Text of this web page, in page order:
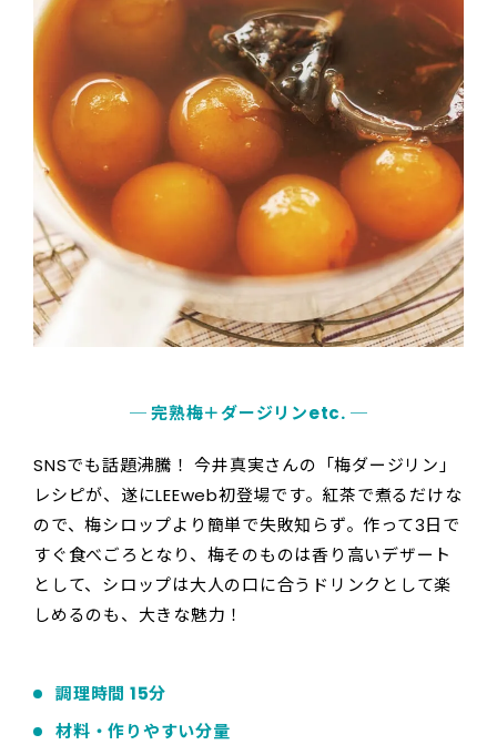
─ 完熟梅＋ダージリンetc. ─
SNSでも話題沸騰！ 今井真実さんの「梅ダージリン」
レシピが、遂にLEEweb初登場です。紅茶で煮るだけな
ので、梅シロップより簡単で失敗知らず。作って3日で
すぐ食べごろとなり、梅そのものは香り高いデザート
として、シロップは大人の口に合うドリンクとして楽
しめるのも、大きな魅力！
調理時間 15分
材料・作りやすい分量